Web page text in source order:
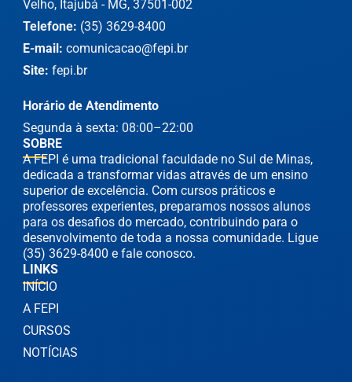
SOBRE
A FEPI é uma tradicional faculdade no Sul de Minas,
dedicada a transformar vidas através de um ensino
superior de excelência. Com cursos práticos e
professores experientes, preparamos nossos alunos
para os desafios do mercado, contribuindo para o
desenvolvimento de toda a nossa comunidade. Ligue
(35) 3629-8400 e fale conosco.
LINKS
INÍCIO
A FEPI
CURSOS
NOTÍCIAS
Velho, Itajubá - MG, 37501-002
Telefone: (35) 3629-8400
E-mail: comunicacao@fepi.br
Site: fepi.br
Horário de Atendimento
Segunda à sexta: 08:00–22:00